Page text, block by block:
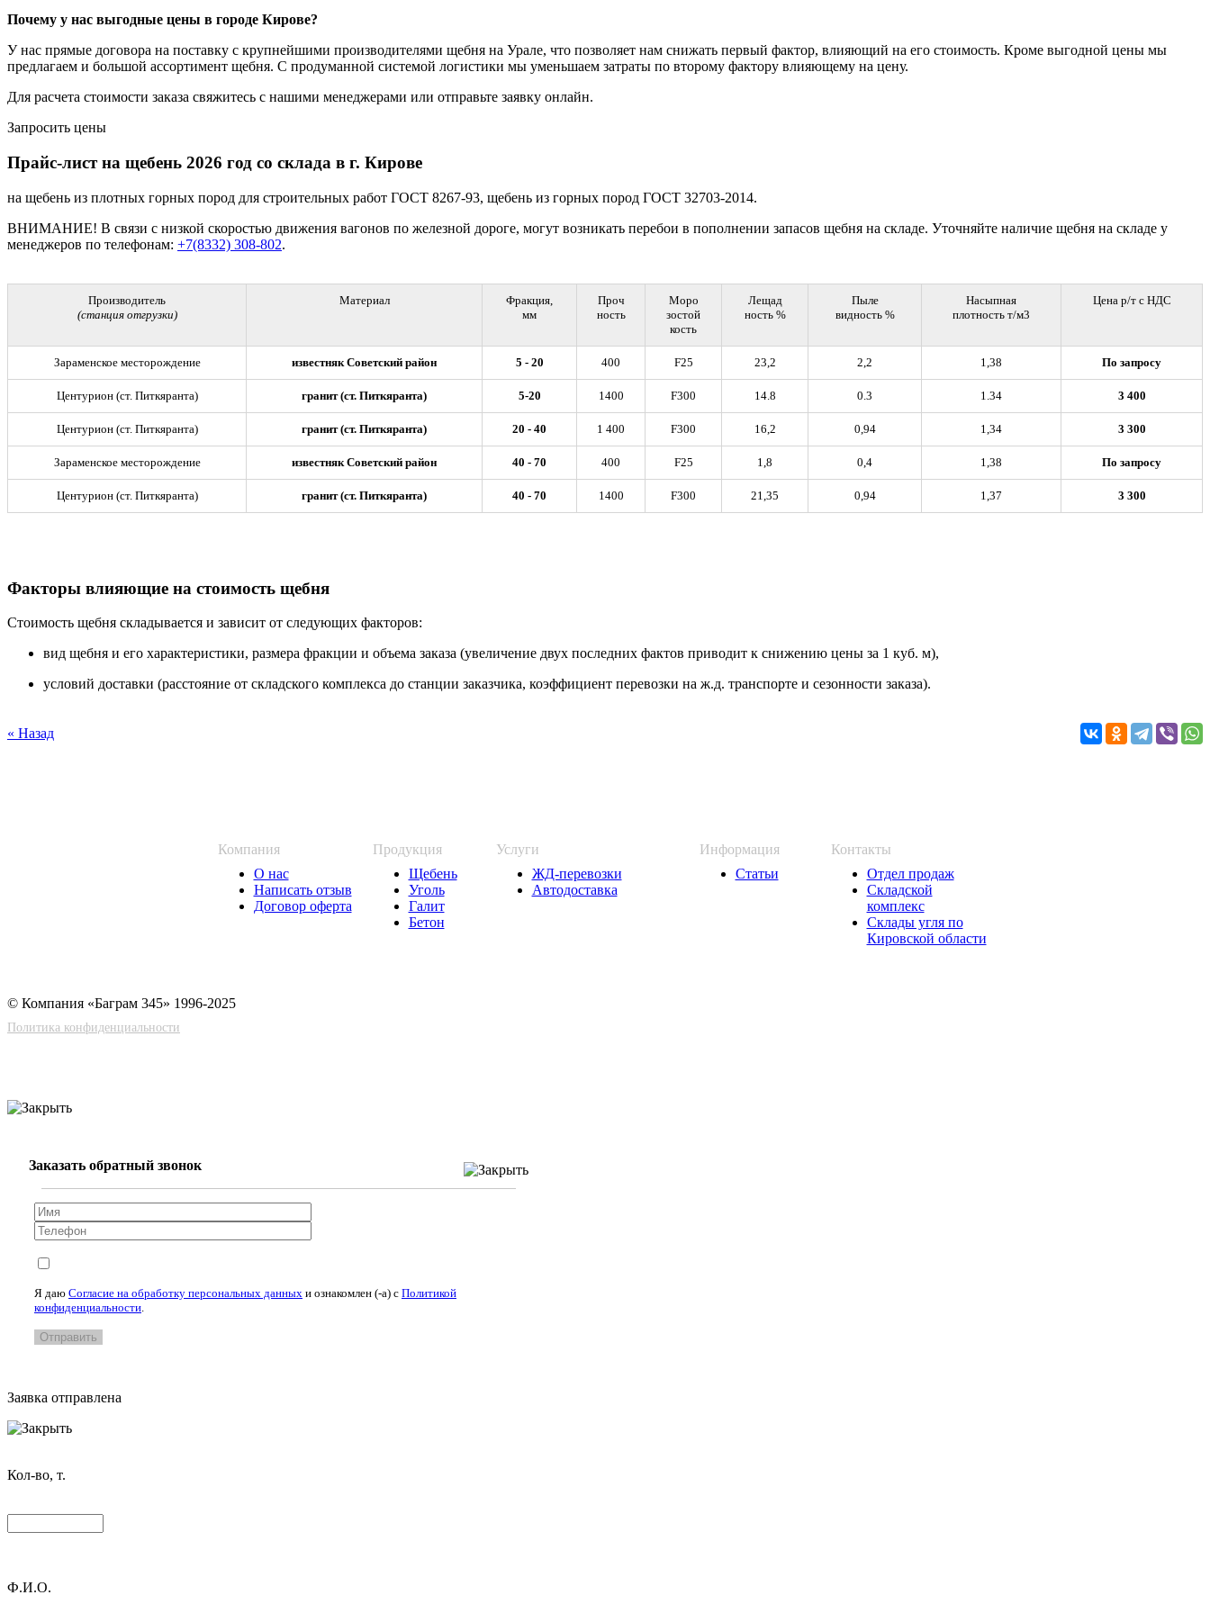
Почему у нас выгодные цены в городе Кирове?
У нас прямые договора на поставку с крупнейшими производителями щебня на Урале, что позволяет нам снижать первый фактор, влияющий на его стоимость. Кроме выгодной цены мы
предлагаем и большой ассортимент щебня. С продуманной системой логистики мы уменьшаем затраты по второму фактору влияющему на цену.
Для расчета стоимости заказа свяжитесь с нашими менеджерами или отправьте заявку онлайн.
Запросить цены
Прайс-лист на щебень 2026 год со склада в г. Кирове
на щебень из плотных горных пород для строительных работ ГОСТ 8267-93, щебень из горных пород ГОСТ 32703-2014.
ВНИМАНИЕ! В связи с низкой скоростью движения вагонов по железной дороге, могут возникать перебои в пополнении запасов щебня на складе. Уточняйте наличие щебня на складе у
менеджеров по телефонам: +7(8332) 308-802.
Производитель
(станция отгрузки)
Материал
Фракция,
мм
Проч
ность
Моро
зостой
кость
Лещад
ность %
Пыле
видность %
Насыпная
плотность т/м3
Цена р/т с НДС
Зараменское месторождение известняк Советский район 5 - 20 400 F25 23,2 2,2 1,38 По запросу
Центурион (ст. Питкяранта) гранит (ст. Питкяранта) 5-20 1400 F300 14.8 0.3 1.34 3 400
Центурион (ст. Питкяранта) гранит (ст. Питкяранта) 20 - 40 1 400 F300 16,2 0,94 1,34 3 300
Зараменское месторождение известняк Советский район 40 - 70 400 F25 1,8 0,4 1,38 По запросу
Центурион (ст. Питкяранта) гранит (ст. Питкяранта) 40 - 70 1400 F300 21,35 0,94 1,37 3 300
Факторы влияющие на стоимость щебня
Стоимость щебня складывается и зависит от следующих факторов:
вид щебня и его характеристики, размера фракции и объема заказа (увеличение двух последних фактов приводит к снижению цены за 1 куб. м),
условий доставки (расстояние от складского комплекса до станции заказчика, коэффициент перевозки на ж.д. транспорте и сезонности заказа).
« Назад
Компания
О нас
Написать отзыв
Договор оферта
Продукция
Щебень
Уголь
Галит
Бетон
Услуги
ЖД-перевозки
Автодоставка
Информация
Статьи
Контакты
Отдел продаж
Складской
комплекс
Склады угля по
Кировской области
© Компания «Баграм 345» 1996-2025
Политика конфиденциальности
Заказать обратный звонок
Я даю Согласие на обработку персональных данных и ознакомлен (-а) c Политикой
конфиденциальности.
Заявка отправлена
Кол-во, т.
Ф.И.О.